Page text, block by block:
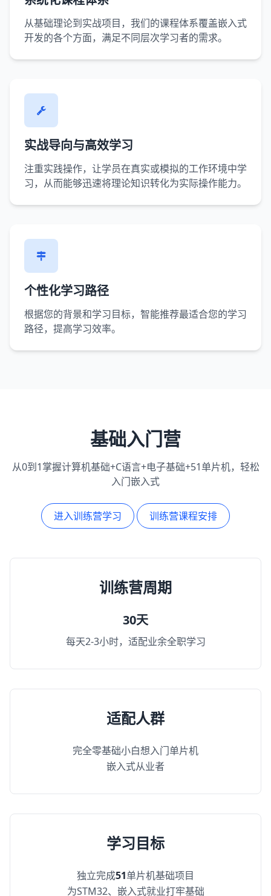
从基础理论到实战项目，我们的课程体系覆盖嵌入式
开发的各个方面，满足不同层次学习者的需求。
实战导向与高效学习
注重实践操作，让学员在真实或模拟的工作环境中学
习，从而能够迅速将理论知识转化为实际操作能力。
个性化学习路径
根据您的背景和学习目标，智能推荐最适合您的学习
路径，提高学习效率。
基础入门营
从0到1掌握计算机基础+C语言+电子基础+51单片机，轻松
入门嵌入式
进入训练营学习 训练营课程安排
训练营周期
30天
每天2-3小时，适配业余全职学习
适配人群
完全零基础小白想入门单片机
嵌入式从业者
学习目标
独立完成51单片机基础项目
为STM32、嵌入式就业打牢基础